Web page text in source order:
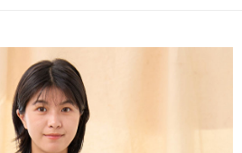
綁卡、不需儲值。
認證，即可結帳。
，再付款。
程】
享後付」後，將跳轉至「AFTEE先享後付」
以上)免運費